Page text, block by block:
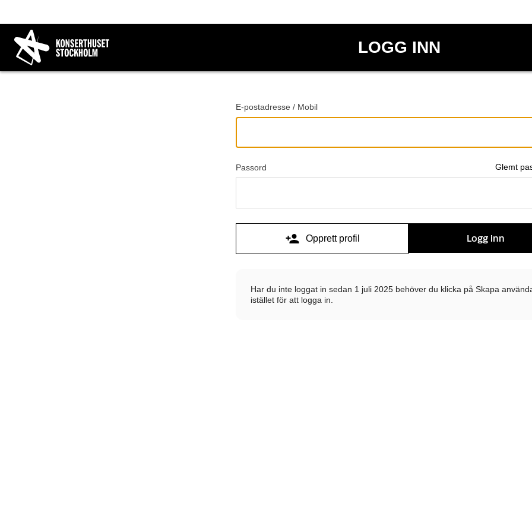
LOGG INN
E-postadresse / Mobil
Passord Glemt
Opprett profil Logg inn
Har du inte loggat in sedan 1 juli 2025 behöver du klicka på Skapa
istället för att logga in.